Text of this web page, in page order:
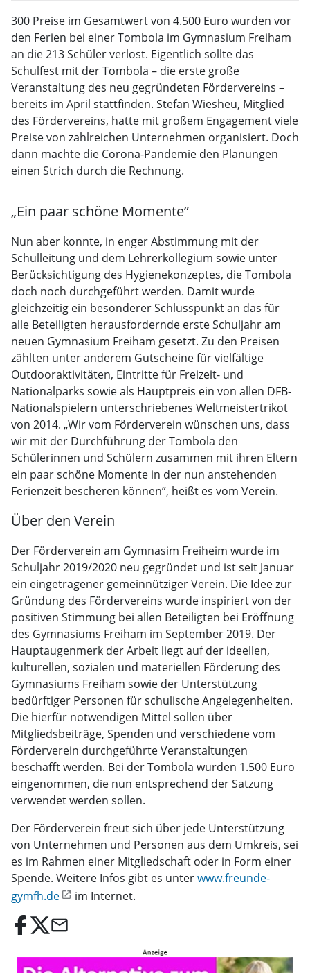
300 Preise im Gesamtwert von 4.500 Euro wurden vor
den Ferien bei einer Tombola im Gymnasium Freiham
an die 213 Schüler verlost. Eigentlich sollte das
Schulfest mit der Tombola – die erste große
Veranstaltung des neu gegründeten Fördervereins –
bereits im April stattfinden. Stefan Wiesheu, Mitglied
des Fördervereins, hatte mit großem Engagement viele
Preise von zahlreichen Unternehmen organisiert. Doch
dann machte die Corona-Pandemie den Planungen
einen Strich durch die Rechnung.
„Ein paar schöne Momente”
Nun aber konnte, in enger Abstimmung mit der
Schulleitung und dem Lehrerkollegium sowie unter
Berücksichtigung des Hygienekonzeptes, die Tombola
doch noch durchgeführt werden. Damit wurde
gleichzeitig ein besonderer Schlusspunkt an das für
alle Beteiligten herausfordernde erste Schuljahr am
neuen Gymnasium Freiham gesetzt. Zu den Preisen
zählten unter anderem Gutscheine für vielfältige
Outdooraktivitäten, Eintritte für Freizeit- und
Nationalparks sowie als Hauptpreis ein von allen DFB-
Nationalspielern unterschriebenes Weltmeistertrikot
von 2014. „Wir vom Förderverein wünschen uns, dass
wir mit der Durchführung der Tombola den
Schülerinnen und Schülern zusammen mit ihren Eltern
ein paar schöne Momente in der nun anstehenden
Ferienzeit bescheren können”, heißt es vom Verein.
Über den Verein
Der Förderverein am Gymnasim Freiheim wurde im
Schuljahr 2019/2020 neu gegründet und ist seit Januar
ein eingetragener gemeinnütziger Verein. Die Idee zur
Gründung des Fördervereins wurde inspiriert von der
positiven Stimmung bei allen Beteiligten bei Eröffnung
des Gymnasiums Freiham im September 2019. Der
Hauptaugenmerk der Arbeit liegt auf der ideellen,
kulturellen, sozialen und materiellen Förderung des
Gymnasiums Freiham sowie der Unterstützung
bedürftiger Personen für schulische Angelegenheiten.
Die hierfür notwendigen Mittel sollen über
Mitgliedsbeiträge, Spenden und verschiedene vom
Förderverein durchgeführte Veranstaltungen
beschafft werden. Bei der Tombola wurden 1.500 Euro
eingenommen, die nun entsprechend der Satzung
verwendet werden sollen.
Der Förderverein freut sich über jede Unterstützung
von Unternehmen und Personen aus dem Umkreis, sei
es im Rahmen einer Mitgliedschaft oder in Form einer
Spende. Weitere Infos gibt es unterwww.freunde-
gymfh.de
im Internet.
email